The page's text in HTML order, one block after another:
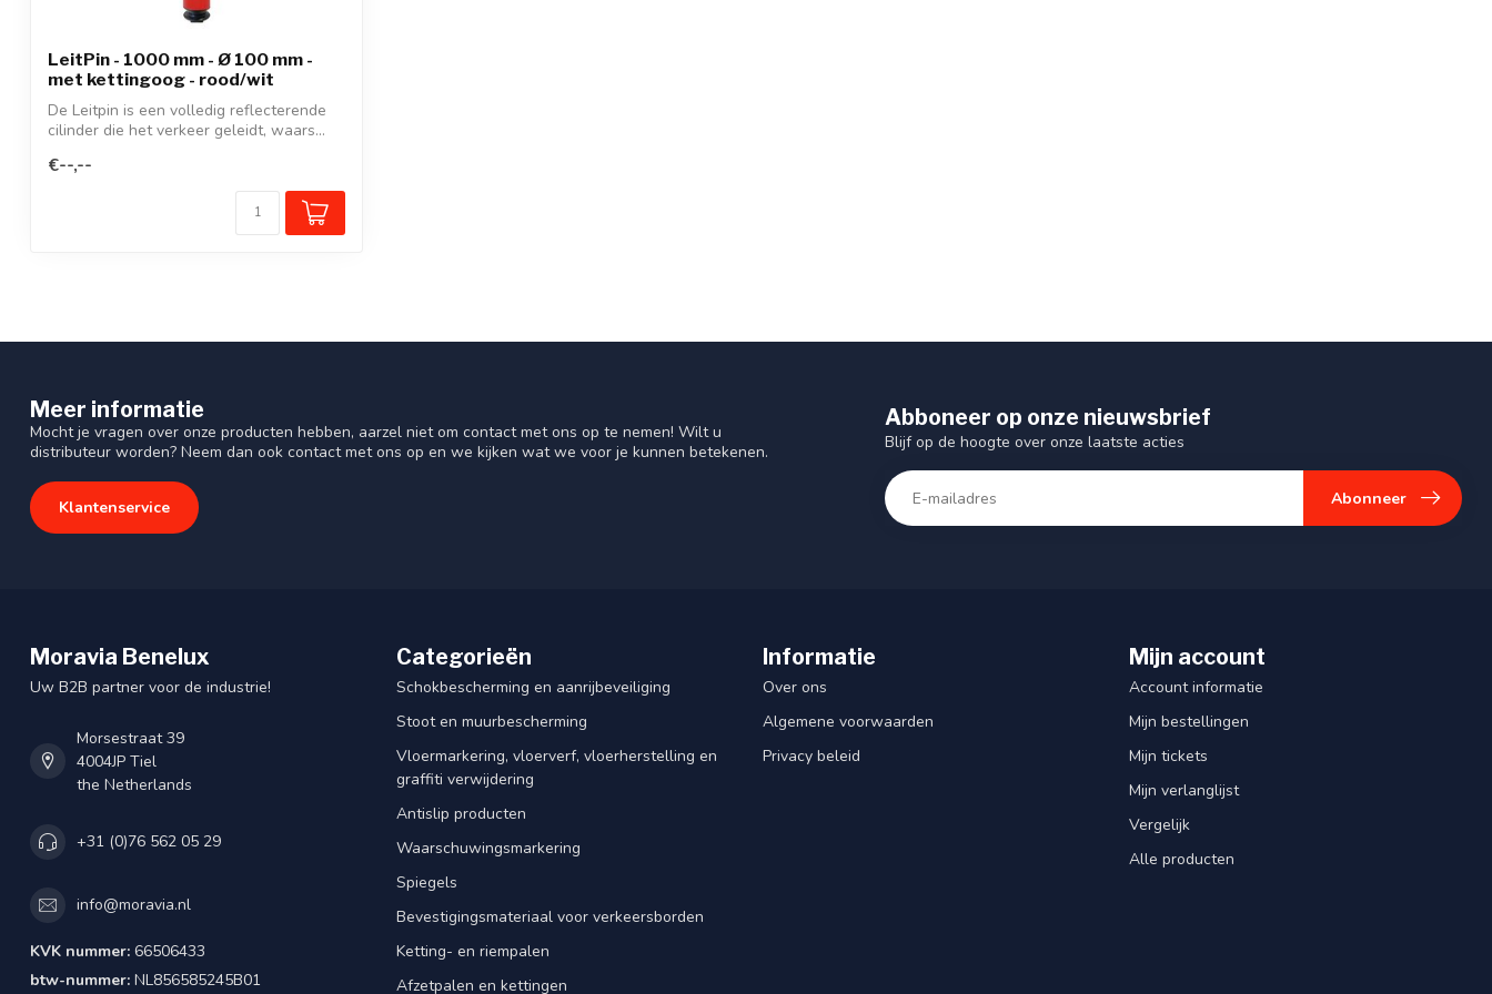
LeitPin - 1000 mm - Ø 100 mm -
met kettingoog - rood/wit
De Leitpin is een volledig reflecterende
cilinder die het verkeer geleidt, waars...
€--,--
Meer informatie
Mocht je vragen over onze producten hebben, aarzel niet om contact met ons op te nemen! Wilt u
distributeur worden? Neem dan ook contact met ons op en we kijken wat we voor je kunnen betekenen.
Klantenservice
Abboneer op onze nieuwsbrief
Blijf op de hoogte over onze laatste acties
Abonneer
Moravia Benelux
Uw B2B partner voor de industrie!
Morsestraat 39
4004JP Tiel
the Netherlands
+31 (0)76 562 05 29
info@moravia.nl
KVK nummer: 66506433
btw-nummer: NL856585245B01
Categorieën
Schokbescherming en aanrijbeveiliging
Stoot en muurbescherming
Vloermarkering, vloerverf, vloerherstelling en
graffiti verwijdering
Antislip producten
Waarschuwingsmarkering
Spiegels
Bevestigingsmateriaal voor verkeersborden
Ketting- en riempalen
Afzetpalen en kettingen
Informatie
Over ons
Algemene voorwaarden
Privacy beleid
Mijn account
Account informatie
Mijn bestellingen
Mijn tickets
Mijn verlanglijst
Vergelijk
Alle producten